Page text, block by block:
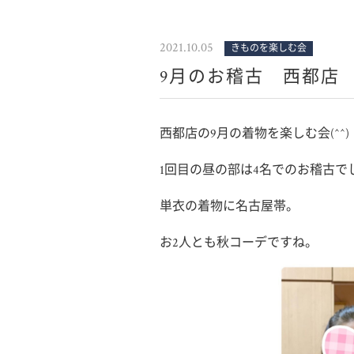
2021.10.05 きものを楽しむ会
9月のお稽古 西都店
西都店の9月の着物を楽しむ会(^^)
1回目の昼の部は4名でのお稽古で
単衣の着物に名古屋帯。
お2人とも秋コーデですね。